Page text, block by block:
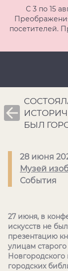
С 3 по 15
посетителей.
БЫЛ
28 июня
Музей
События
27 июня, в
искусств не
презентацию
улицам
Новгородского
городских